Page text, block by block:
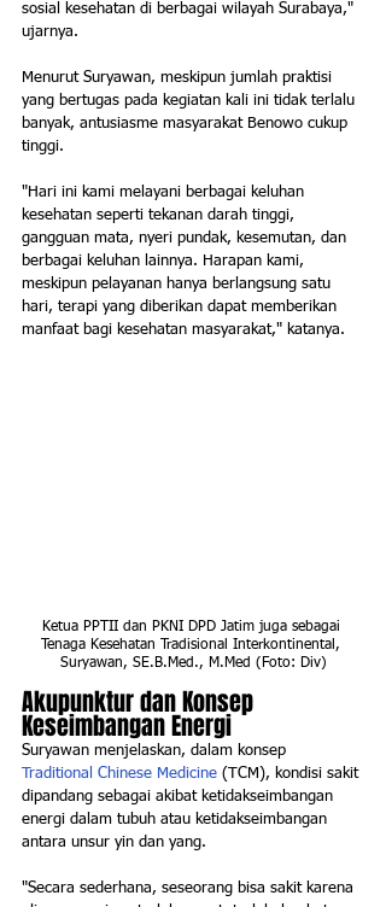
sosial kesehatan di berbagai wilayah Surabaya,"
ujarnya.
Menurut Suryawan, meskipun jumlah praktisi
yang bertugas pada kegiatan kali ini tidak terlalu
banyak, antusiasme masyarakat Benowo cukup
tinggi.
"Hari ini kami melayani berbagai keluhan
kesehatan seperti tekanan darah tinggi,
gangguan mata, nyeri pundak, kesemutan, dan
berbagai keluhan lainnya. Harapan kami,
meskipun pelayanan hanya berlangsung satu
hari, terapi yang diberikan dapat memberikan
manfaat bagi kesehatan masyarakat," katanya.
Ketua PPTII dan PKNI DPD Jatim juga sebagai
Tenaga Kesehatan Tradisional Interkontinental,
Suryawan, SE.B.Med., M.Med (Foto: Div)
Akupunktur dan Konsep
Keseimbangan Energi
Suryawan menjelaskan, dalam konsep
Traditional Chinese Medicine (TCM), kondisi sakit
dipandang sebagai akibat ketidakseimbangan
energi dalam tubuh atau ketidakseimbangan
antara unsur yin dan yang.
"Secara sederhana, seseorang bisa sakit karena